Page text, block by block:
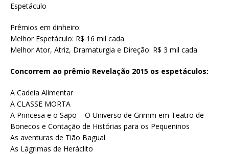
Espetáculo
Prêmios em dinheiro:
Melhor Espetáculo: R$ 16 mil cada
Melhor Ator, Atriz, Dramaturgia e Direção: R$ 3 mil cada
Concorrem ao prêmio Revelação 2015 os espetáculos:
A Cadeia Alimentar
A CLASSE MORTA
A Princesa e o Sapo – O Universo de Grimm em Teatro de
Bonecos e Contação de Histórias para os Pequeninos
As aventuras de Tião Bagual
As Lágrimas de Heráclito